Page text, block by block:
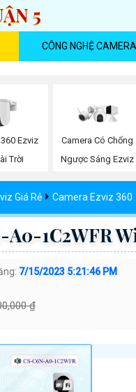
5
CÔNG NGHỆ CAMERA
Ezviz
Trời
Camera Có Chống
Ngược Sáng Ezviz
Giá Rẻ Camera Ezviz 360
A0-1C2WFR
7/15/2023 5:21:46 PM
₫